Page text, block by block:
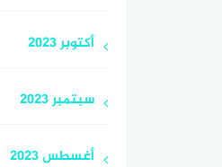
أكتوبر 2023
سبتمبر 2023
أغسطس 2023